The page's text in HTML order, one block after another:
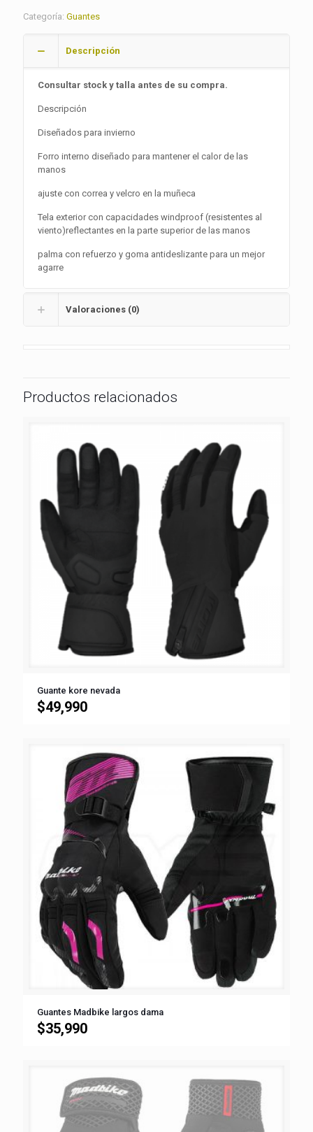
Categoría: Guantes
Descripción
Consultar stock y talla antes de su compra.
Descripción
Diseñados para invierno
Forro interno diseñado para mantener el calor de las
manos
ajuste con correa y velcro en la muñeca
Tela exterior con capacidades windproof (resistentes al
viento)reflectantes en la parte superior de las manos
palma con refuerzo y goma antideslizante para un mejor
agarre
Valoraciones (0)
Productos relacionados
Guante kore nevada
$49,990
Guantes Madbike largos dama
$35,990